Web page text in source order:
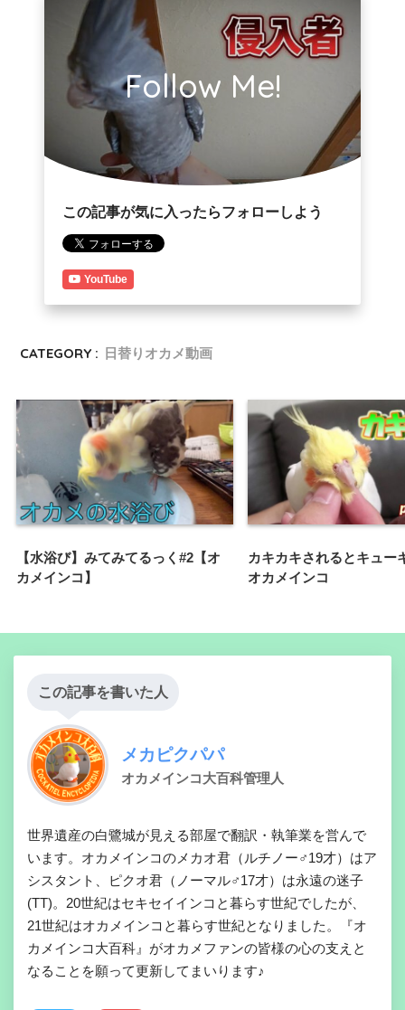
Follow Me!
この記事が気に入ったらフォローしよう
YouTube
CATEGORY : 日替りオカメ動画
【水浴び】みてみてるっく#2【オ
カメインコ】
カキカキされるとキュー
オカメインコ
この記事を書いた人
メカピクパパ
オカメインコ大百科管理人
世界遺産の白鷺城が見える部屋で翻訳・執筆業を営んで
います。オカメインコのメカオ君（ルチノー♂19才）はア
シスタント、ピクオ君（ノーマル♂17才）は永遠の迷子
(TT)。20世紀はセキセイインコと暮らす世紀でしたが、
21世紀はオカメインコと暮らす世紀となりました。『オ
カメインコ大百科』がオカメファンの皆様の心の支えと
なることを願って更新してまいります♪